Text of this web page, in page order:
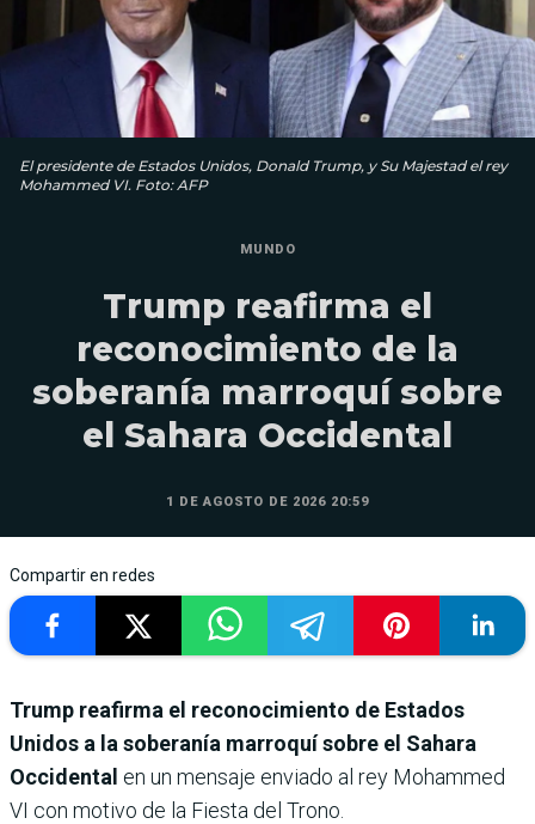
El presidente de Estados Unidos, Donald Trump, y Su Majestad el rey
Mohammed VI. Foto: AFP
MUNDO
Trump reafirma el
reconocimiento de la
soberanía marroquí sobre
el Sahara Occidental
1 DE AGOSTO DE 2026 20:59
Compartir en redes
Trump reafirma el reconocimiento de Estados
Unidos a la soberanía marroquí sobre el Sahara
Occidental en un mensaje enviado al rey Mohammed
VI con motivo de la Fiesta del Trono.